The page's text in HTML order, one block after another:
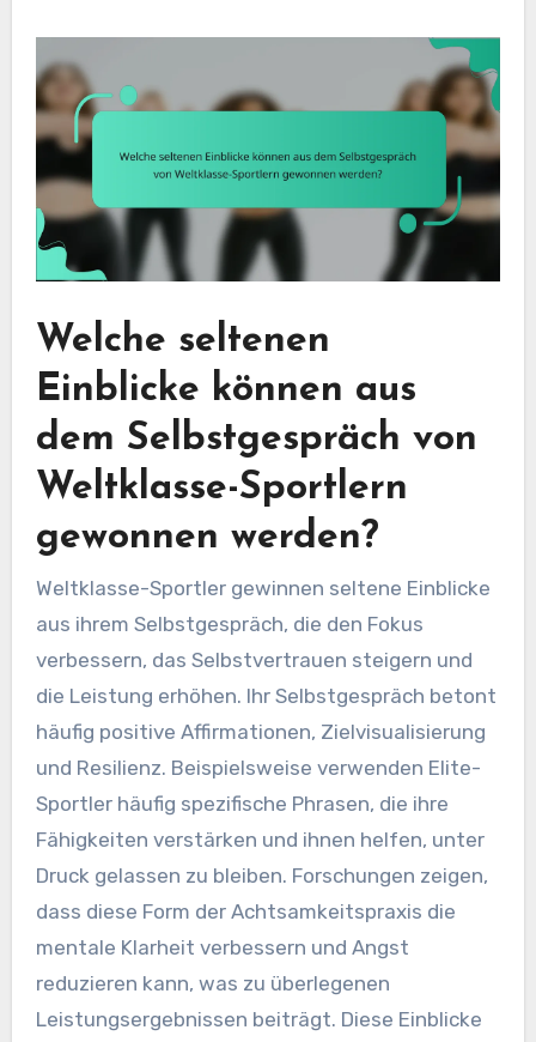
Welche seltenen
Einblicke können aus
dem Selbstgespräch von
Weltklasse-Sportlern
gewonnen werden?
Weltklasse-Sportler gewinnen seltene Einblicke
aus ihrem Selbstgespräch, die den Fokus
verbessern, das Selbstvertrauen steigern und
die Leistung erhöhen. Ihr Selbstgespräch betont
häufig positive Affirmationen, Zielvisualisierung
und Resilienz. Beispielsweise verwenden Elite-
Sportler häufig spezifische Phrasen, die ihre
Fähigkeiten verstärken und ihnen helfen, unter
Druck gelassen zu bleiben. Forschungen zeigen,
dass diese Form der Achtsamkeitspraxis die
mentale Klarheit verbessern und Angst
reduzieren kann, was zu überlegenen
Leistungsergebnissen beiträgt. Diese Einblicke